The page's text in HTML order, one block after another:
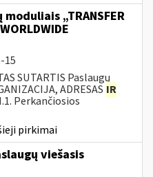
„TRANSFER
15
SUTARTIS Paslaugų
ADRESAS IR
Perkančiosios
pirkimai
viešasis